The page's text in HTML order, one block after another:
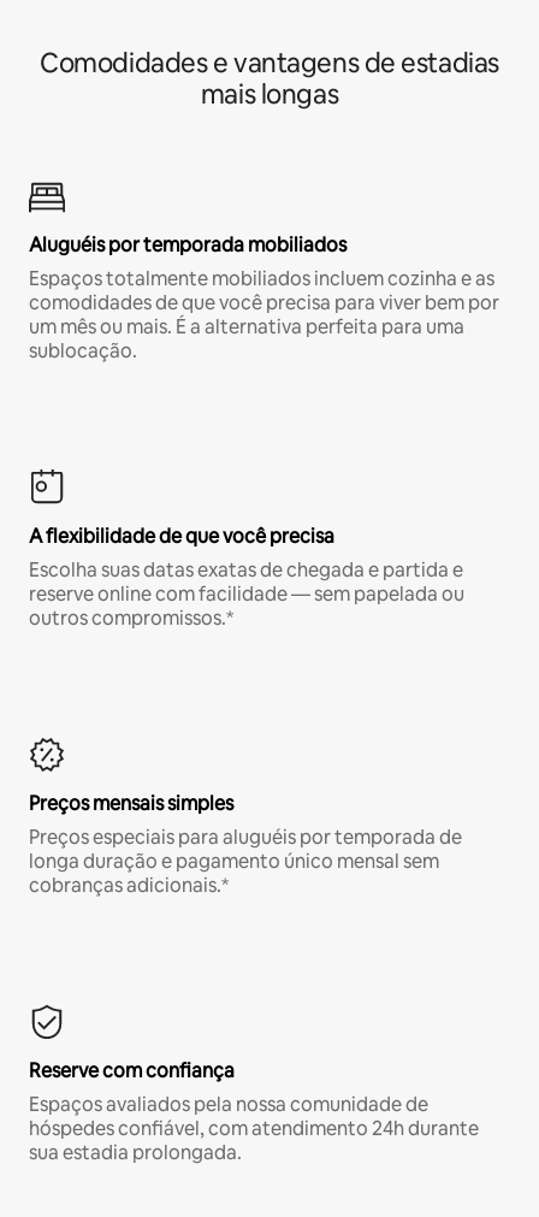
Comodidades e vantagens de estadias
mais longas
Aluguéis por temporada mobiliados
Espaços totalmente mobiliados incluem cozinha e as
comodidades de que você precisa para viver bem por
um mês ou mais. É a alternativa perfeita para uma
sublocação.
A flexibilidade de que você precisa
Escolha suas datas exatas de chegada e partida e
reserve online com facilidade — sem papelada ou
outros compromissos.*
Preços mensais simples
Preços especiais para aluguéis por temporada de
longa duração e pagamento único mensal sem
cobranças adicionais.*
Reserve com confiança
Espaços avaliados pela nossa comunidade de
hóspedes confiável, com atendimento 24h durante
sua estadia prolongada.